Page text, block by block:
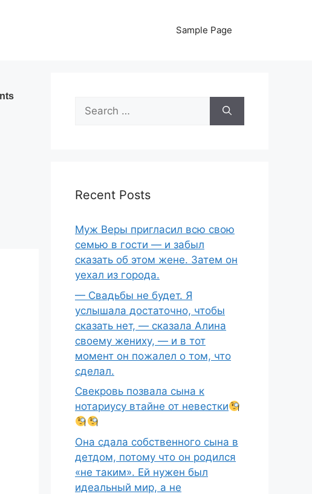
Sample Page
Search
for:
Recent Posts
Муж Веры пригласил всю свою
семью в гости — и забыл
сказать об этом жене. Затем он
уехал из города.
— Свадьбы не будет. Я
услышала достаточно, чтобы
сказать нет, — сказала Алина
своему жениху, — и в тот
момент он пожалел о том, что
сделал.
Свекровь позвала сына к
нотариусу втайне от невестки
Она сдала собственного сына в
детдом, потому что он родился
«не таким». Ей нужен был
идеальный мир, а не